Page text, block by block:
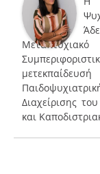
Διαχείρισης
και